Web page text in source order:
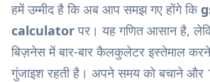
हमें उम्मीद है कि अब आप समझ गए होंगे कि
calculatorपर। यह गणित आसान है,
बिज़नेस में बार-बार कैलकुलेटर इस्तेमाल
गुंजाइश रहती है। अपने समय को बचाने और